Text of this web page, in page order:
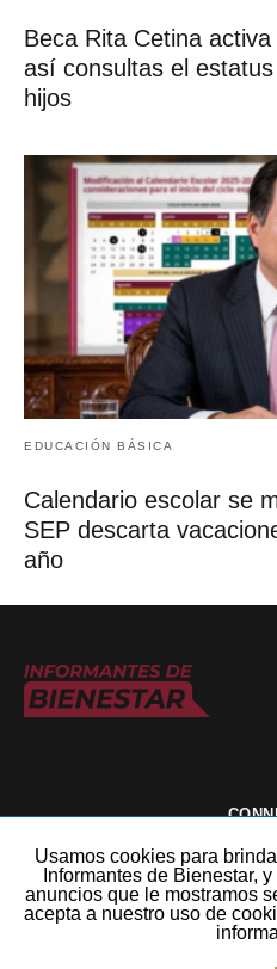
Usamos cookies para
Informantes de Bienestar,
anuncios que le mostramos
acepta a nuestro uso de